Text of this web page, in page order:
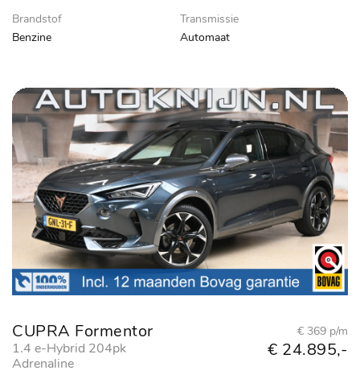
Brandstof
Benzine
Transmissie
Automaat
CUPRA Formentor
1.4 e-Hybrid 204pk
Adrenaline
€ 369 p/m
€ 24.895,-